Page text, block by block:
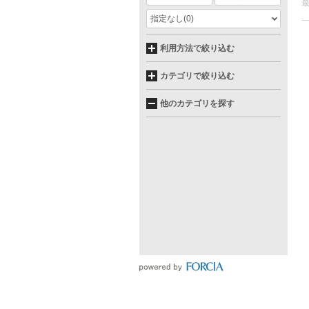
指定なし(0)
利用方法で絞り込む
カテゴリで絞り込む
他のカテゴリを探す